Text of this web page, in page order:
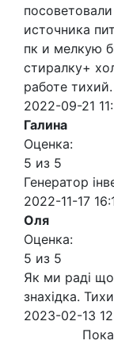
источника
пк и мелкую
стиралку+
работе
2022-09-21
Галина
Оценка:
5 из 5
Генератор
2022-11-17
Оля
Оценка:
5 из 5
Як ми раді
знахідка.
2023-02-13